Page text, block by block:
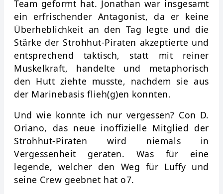
Team geformt hat. Jonathan war insgesamt
ein erfrischender Antagonist, da er keine
Überheblichkeit an den Tag legte und die
Stärke der Strohhut-Piraten akzeptierte und
entsprechend taktisch, statt mit reiner
Muskelkraft, handelte und metaphorisch
den Hutt ziehte musste, nachdem sie aus
der Marinebasis flieh(g)en konnten.
Und wie konnte ich nur vergessen? Con D.
Oriano, das neue inoffizielle Mitglied der
Strohhut-Piraten wird niemals in
Vergessenheit geraten. Was für eine
legende, welcher den Weg für Luffy und
seine Crew geebnet hat o7.